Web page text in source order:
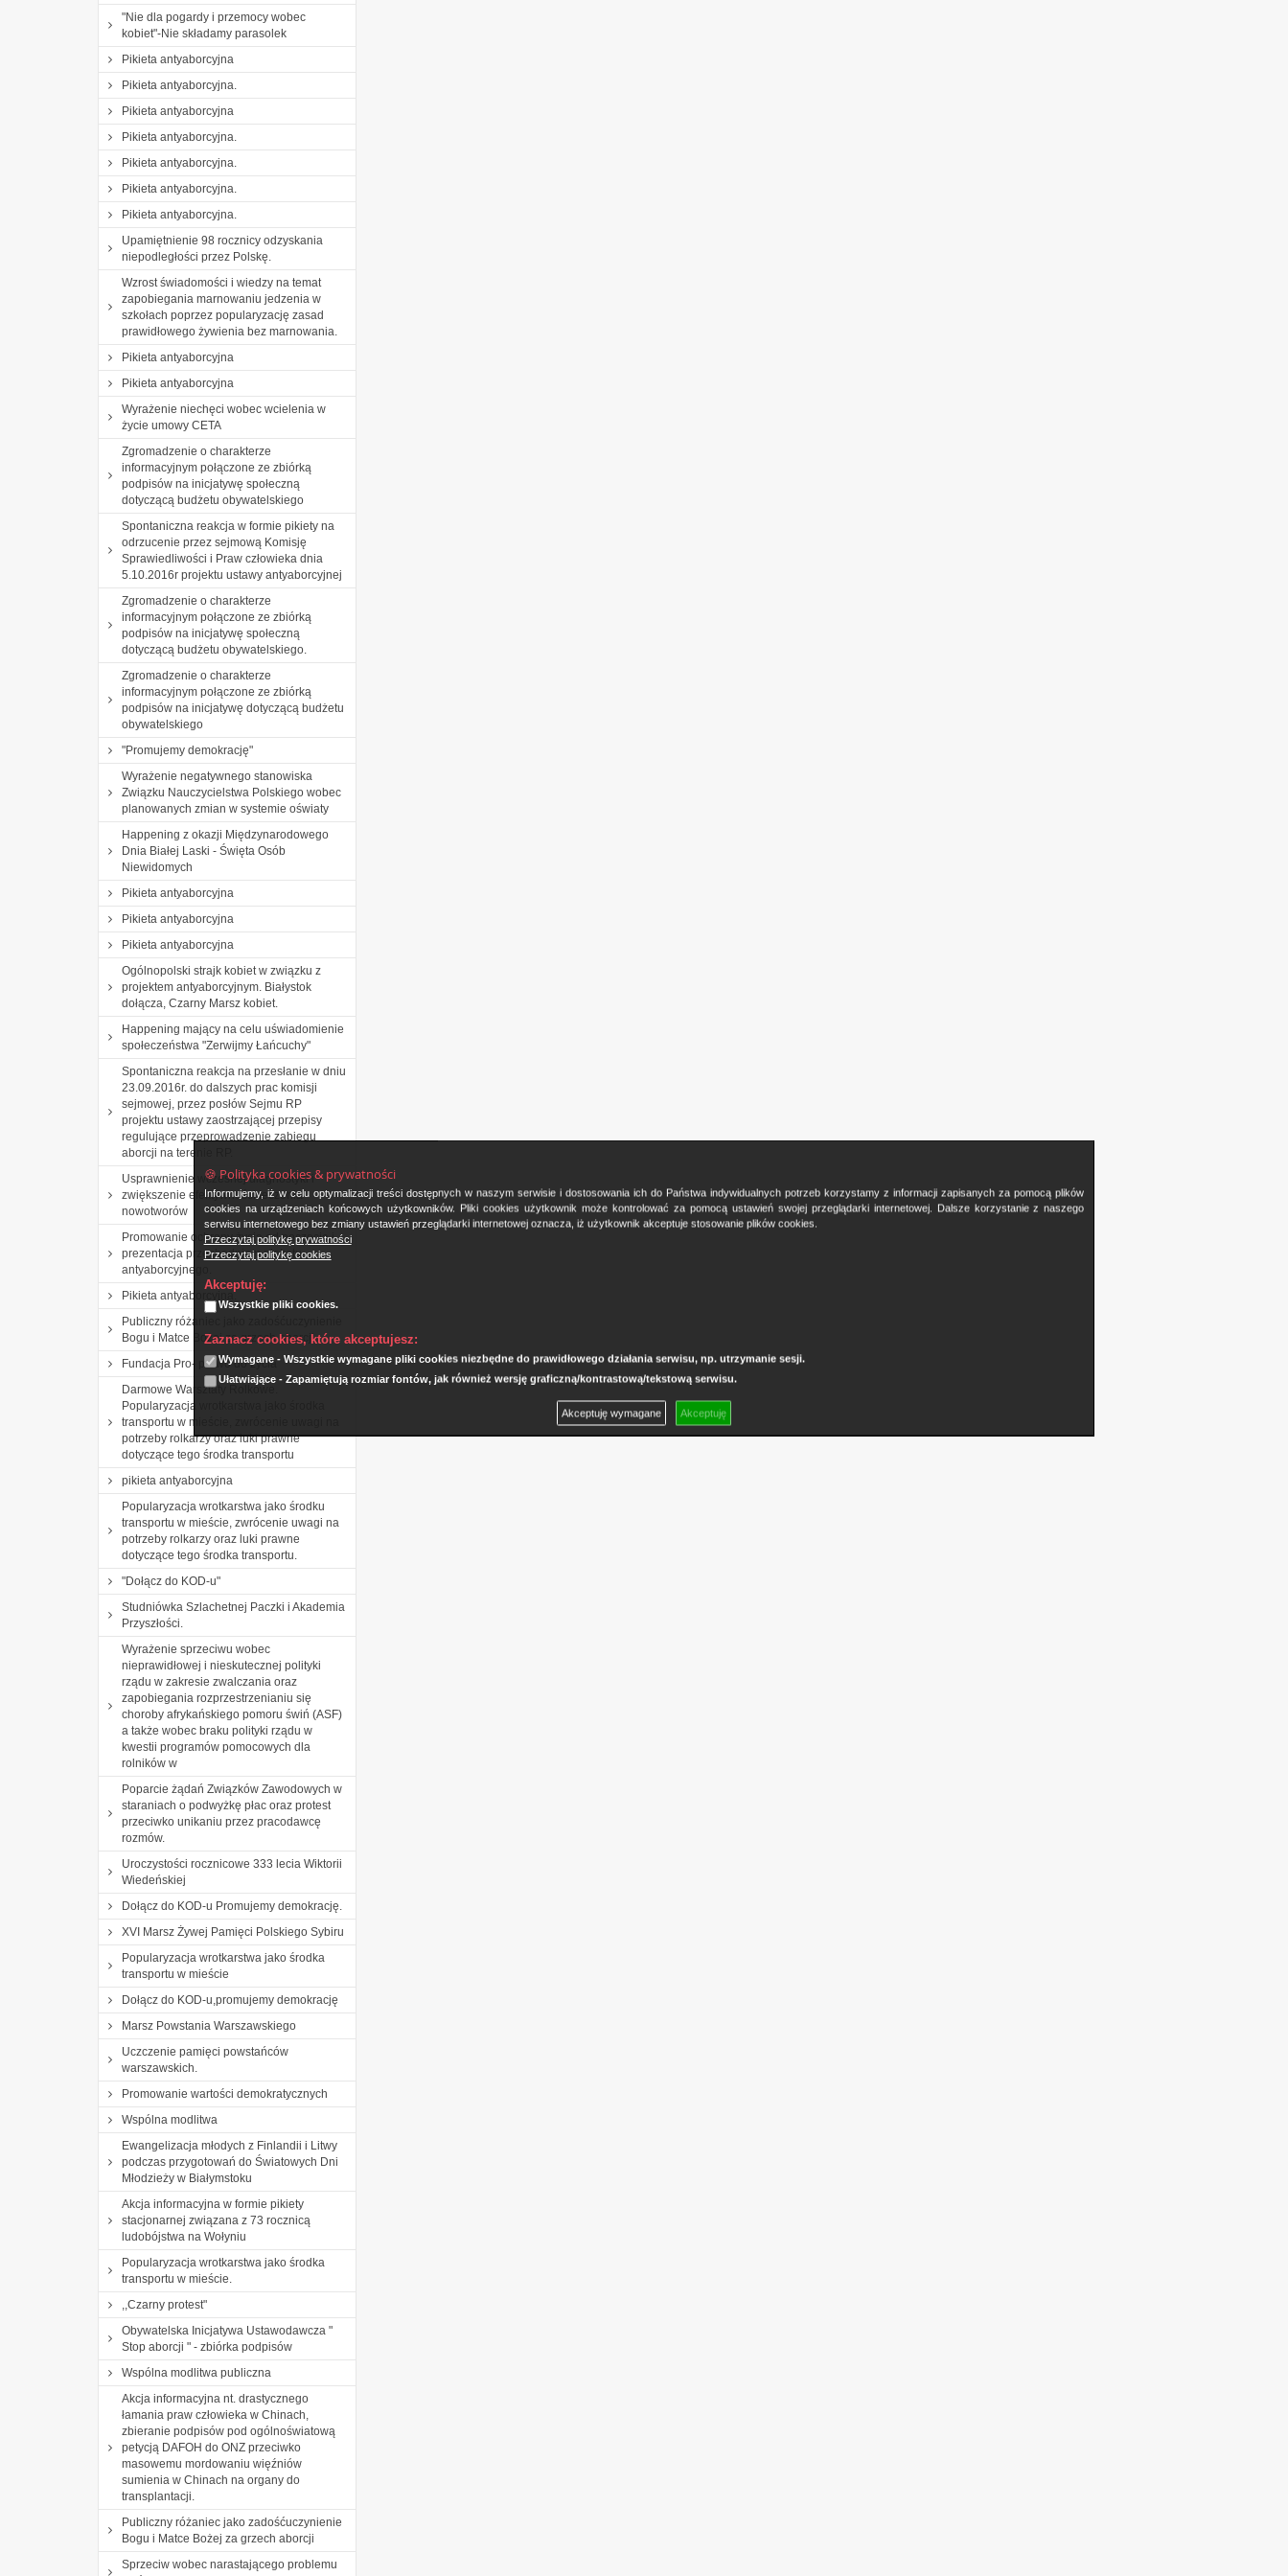
🍪 Polityka cookies & prywatności
Informujemy, iż w celu optymalizacji treści dostępnych w naszym serwisie i dostosowania ich do Państwa indywidualnych potrzeb korzystamy z informacji zapisanych za pomocą plików
cookies na urządzeniach końcowych użytkowników. Pliki cookies użytkownik może kontrolować za pomocą ustawień swojej przeglądarki internetowej. Dalsze korzystanie z naszego
serwisu internetowego bez zmiany ustawień przeglądarki internetowej oznacza, iż użytkownik akceptuje stosowanie plików cookies.
Przeczytaj politykę prywatności
Przeczytaj politykę cookies
Akceptuję:
Wszystkie pliki cookies.
Zaznacz cookies, które akceptujesz:
Wymagane - Wszystkie wymagane pliki cookies niezbędne do prawidłowego działania serwisu, np. utrzymanie sesji.
Ułatwiające - Zapamiętują rozmiar fontów, jak również wersję graficzną/kontrastową/tekstową serwisu.
Akceptuję wymagane Akceptuję
"Nie dla pogardy i przemocy wobec
kobiet"-Nie składamy parasolek
Pikieta antyaborcyjna
Pikieta antyaborcyjna.
Pikieta antyaborcyjna
Pikieta antyaborcyjna.
Pikieta antyaborcyjna.
Pikieta antyaborcyjna.
Pikieta antyaborcyjna.
Upamiętnienie 98 rocznicy odzyskania
niepodległości przez Polskę.
Wzrost świadomości i wiedzy na temat
zapobiegania marnowaniu jedzenia w
szkołach poprzez popularyzację zasad
prawidłowego żywienia bez marnowania.
Pikieta antyaborcyjna
Pikieta antyaborcyjna
Wyrażenie niechęci wobec wcielenia w
życie umowy CETA
Zgromadzenie o charakterze
informacyjnym połączone ze zbiórką
podpisów na inicjatywę społeczną
dotyczącą budżetu obywatelskiego
Spontaniczna reakcja w formie pikiety na
odrzucenie przez sejmową Komisję
Sprawiedliwości i Praw człowieka dnia
5.10.2016r projektu ustawy antyaborcyjnej
Zgromadzenie o charakterze
informacyjnym połączone ze zbiórką
podpisów na inicjatywę społeczną
dotyczącą budżetu obywatelskiego.
Zgromadzenie o charakterze
informacyjnym połączone ze zbiórką
podpisów na inicjatywę dotyczącą budżetu
obywatelskiego
"Promujemy demokrację"
Wyrażenie negatywnego stanowiska
Związku Nauczycielstwa Polskiego wobec
planowanych zmian w systemie oświaty
Happening z okazji Międzynarodowego
Dnia Białej Laski - Święta Osób
Niewidomych
Pikieta antyaborcyjna
Pikieta antyaborcyjna
Pikieta antyaborcyjna
Ogólnopolski strajk kobiet w związku z
projektem antyaborcyjnym. Białystok
dołącza, Czarny Marsz kobiet.
Happening mający na celu uświadomienie
społeczeństwa "Zerwijmy Łańcuchy"
Spontaniczna reakcja na przesłanie w dniu
23.09.2016r. do dalszych prac komisji
sejmowej, przez posłów Sejmu RP
projektu ustawy zaostrzającej przepisy
regulujące przeprowadzenie zabiegu
aborcji na terenie RP.
Usprawnienie wczesnej diagnostyki i
zwiększenie efektywności leczenia
nowotworów
Promowanie ochrony życia od poczęcia i
prezentacja przechodniom plakatu
antyaborcyjnego.
Pikieta antyaborcyjna.
Publiczny różaniec jako zadośćuczynienie
Bogu i Matce Bożej za grzech aborcji.
Fundacja Pro- prawo do życia
Darmowe Warsztaty Rolkowe.
Popularyzacja wrotkarstwa jako środka
transportu w mieście, zwrócenie uwagi na
potrzeby rolkarzy oraz luki prawne
dotyczące tego środka transportu
pikieta antyaborcyjna
Popularyzacja wrotkarstwa jako środku
transportu w mieście, zwrócenie uwagi na
potrzeby rolkarzy oraz luki prawne
dotyczące tego środka transportu.
"Dołącz do KOD-u"
Studniówka Szlachetnej Paczki i Akademia
Przyszłości.
Wyrażenie sprzeciwu wobec
nieprawidłowej i nieskutecznej polityki
rządu w zakresie zwalczania oraz
zapobiegania rozprzestrzenianiu się
choroby afrykańskiego pomoru świń (ASF)
a także wobec braku polityki rządu w
kwestii programów pomocowych dla
rolników w
Poparcie żądań Związków Zawodowych w
staraniach o podwyżkę płac oraz protest
przeciwko unikaniu przez pracodawcę
rozmów.
Uroczystości rocznicowe 333 lecia Wiktorii
Wiedeńskiej
Dołącz do KOD-u Promujemy demokrację.
XVI Marsz Żywej Pamięci Polskiego Sybiru
Popularyzacja wrotkarstwa jako środka
transportu w mieście
Dołącz do KOD-u,promujemy demokrację
Marsz Powstania Warszawskiego
Uczczenie pamięci powstańców
warszawskich.
Promowanie wartości demokratycznych
Wspólna modlitwa
Ewangelizacja młodych z Finlandii i Litwy
podczas przygotowań do Światowych Dni
Młodzieży w Białymstoku
Akcja informacyjna w formie pikiety
stacjonarnej związana z 73 rocznicą
ludobójstwa na Wołyniu
Popularyzacja wrotkarstwa jako środka
transportu w mieście.
,,Czarny protest"
Obywatelska Inicjatywa Ustawodawcza "
Stop aborcji " - zbiórka podpisów
Wspólna modlitwa publiczna
Akcja informacyjna nt. drastycznego
łamania praw człowieka w Chinach,
zbieranie podpisów pod ogólnoświatową
petycją DAFOH do ONZ przeciwko
masowemu mordowaniu więźniów
sumienia w Chinach na organy do
transplantacji.
Publiczny różaniec jako zadośćuczynienie
Bogu i Matce Bożej za grzech aborcji
Sprzeciw wobec narastającego problemu